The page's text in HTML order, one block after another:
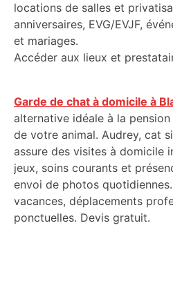
locations de salles et
anniversaires, EVG/EVJF,
et mariages.
Accéder aux lieux et
Garde de chat à domicile à
alternative idéale à la
de votre animal. Audrey, cat
assure des visites à domicile
jeux, soins courants et
envoi de photos
vacances, déplacements
ponctuelles. Devis gratuit.